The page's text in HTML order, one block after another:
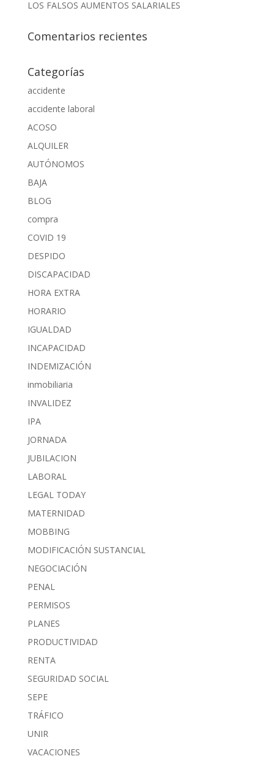
LOS FALSOS AUMENTOS SALARIALES
Comentarios recientes
Categorías
accidente
accidente laboral
ACOSO
ALQUILER
AUTÓNOMOS
BAJA
BLOG
compra
COVID 19
DESPIDO
DISCAPACIDAD
HORA EXTRA
HORARIO
IGUALDAD
INCAPACIDAD
INDEMIZACIÓN
inmobiliaria
INVALIDEZ
IPA
JORNADA
JUBILACION
LABORAL
LEGAL TODAY
MATERNIDAD
MOBBING
MODIFICACIÓN SUSTANCIAL
NEGOCIACIÓN
PENAL
PERMISOS
PLANES
PRODUCTIVIDAD
RENTA
SEGURIDAD SOCIAL
SEPE
TRÁFICO
UNIR
VACACIONES